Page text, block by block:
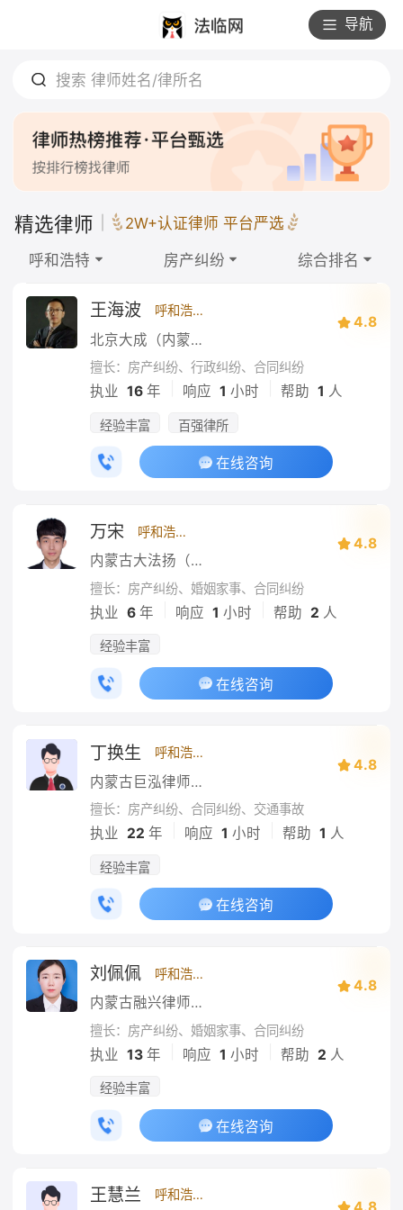
导航
搜索 律师姓名/律所名
精选律师 2W+认证律师 平台严选
呼和浩特 房产纠纷 综合排名
王海波 呼和浩特
北京大成（内蒙古）律师事务所
4.8
擅长：房产纠纷、行政纠纷、合同纠纷
执业 16 年 响应 1 小时 帮助 1 人
经验丰富 百强律所
在线咨询
万宋 呼和浩特
内蒙古大法扬（呼和浩特）律师事务所
4.8
擅长：房产纠纷、婚姻家事、合同纠纷
执业 6 年 响应 1 小时 帮助 2 人
经验丰富
在线咨询
丁换生 呼和浩特
内蒙古巨泓律师事务所
4.8
擅长：房产纠纷、合同纠纷、交通事故
执业 22 年 响应 1 小时 帮助 1 人
经验丰富
在线咨询
刘佩佩 呼和浩特
内蒙古融兴律师事务所
4.8
擅长：房产纠纷、婚姻家事、合同纠纷
执业 13 年 响应 1 小时 帮助 2 人
经验丰富
在线咨询
王慧兰 呼和浩特